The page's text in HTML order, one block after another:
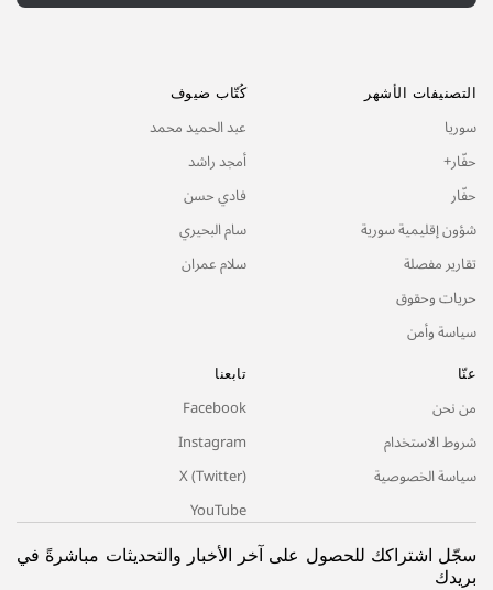
التصنيفات الأشهر
سوريا
حفّار+
حفّار
شؤون إقليمية سورية
تقارير مفصلة
حريات وحقوق
سياسة وأمن
كُتّاب ضيوف
عبد الحميد محمد
أمجد راشد
فادي حسن
سام البحيري
سلام عمران
عنّا
من نحن
شروط الاستخدام
سياسة الخصوصية
تابعنا
Facebook
Instagram
X (Twitter)
YouTube
سجّل اشتراكك للحصول على آخر الأخبار والتحديثات مباشرةً في
بريدك